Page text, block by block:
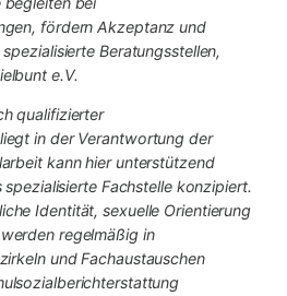
fördern Akzeptanz und
Beratungsstellen,
e.V.
qualifizierter
in der Verantwortung der
kann hier unterstützend
Fachstelle konzipiert.
Identität, sexuelle Orientierung
regelmäßig in
und Fachaustauschen